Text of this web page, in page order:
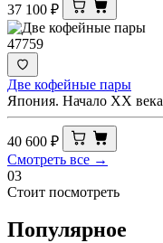
37 100 ₽
47759
Две кофейные пары
Япония. Начало XX века
40 600 ₽
Смотреть все →
03
Стоит посмотреть
Популярное